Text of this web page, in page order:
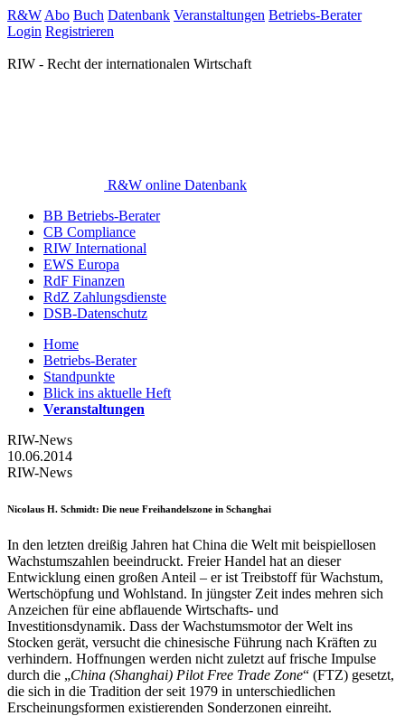
R&W Abo Buch Datenbank Veranstaltungen Betriebs-Berater
Login Registrieren
RIW - Recht der internationalen Wirtschaft
R&W online Datenbank
BB Betriebs-Berater
CB Compliance
RIW International
EWS Europa
RdF Finanzen
RdZ Zahlungsdienste
DSB-Datenschutz
Home
Betriebs-Berater
Standpunkte
Blick ins aktuelle Heft
Veranstaltungen
RIW-News
10.06.2014
RIW-News
Nicolaus H. Schmidt: Die neue Freihandelszone in Schanghai
In den letzten dreißig Jahren hat China die Welt mit beispiellosen
Wachstumszahlen beeindruckt. Freier Handel hat an dieser
Entwicklung einen großen Anteil – er ist Treibstoff für Wachstum,
Wertschöpfung und Wohlstand. In jüngster Zeit indes mehren sich
Anzeichen für eine abflauende Wirtschafts- und
Investitionsdynamik. Dass der Wachstumsmotor der Welt ins
Stocken gerät, versucht die chinesische Führung nach Kräften zu
verhindern. Hoffnungen werden nicht zuletzt auf frische Impulse
durch die „China (Shanghai) Pilot Free Trade Zone“ (FTZ) gesetzt,
die sich in die Tradition der seit 1979 in unterschiedlichen
Erscheinungsformen existierenden Sonderzonen einreiht.